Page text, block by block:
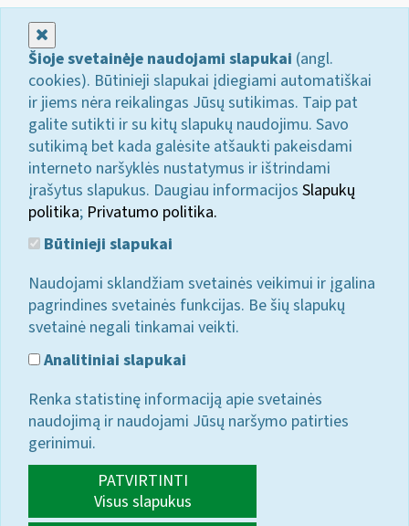
Šioje svetainėje naudojami slapukai (angl.
cookies). Būtinieji slapukai įdiegiami automatiškai
ir jiems nėra reikalingas Jūsų sutikimas. Taip pat
galite sutikti ir su kitų slapukų naudojimu. Savo
sutikimą bet kada galėsite atšaukti pakeisdami
interneto naršyklės nustatymus ir ištrindami
įrašytus slapukus. Daugiau informacijos Slapukų
politika; Privatumo politika.
Būtinieji slapukai
Naudojami sklandžiam svetainės veikimui ir įgalina
pagrindines svetainės funkcijas. Be šių slapukų
svetainė negali tinkamai veikti.
Analitiniai slapukai
Renka statistinę informaciją apie svetainės
naudojimą ir naudojami Jūsų naršymo patirties
gerinimui.
PATVIRTINTI
Visus slapukus